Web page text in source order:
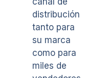
distribución
tanto para
su marca
como para
miles de